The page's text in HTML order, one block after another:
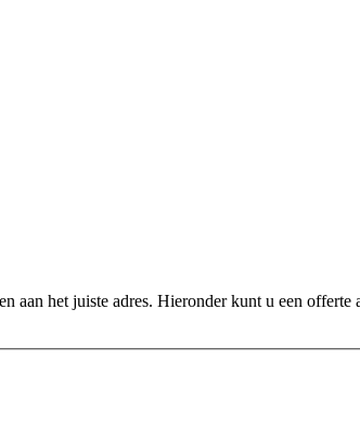
aan het juiste adres. Hieronder kunt u een